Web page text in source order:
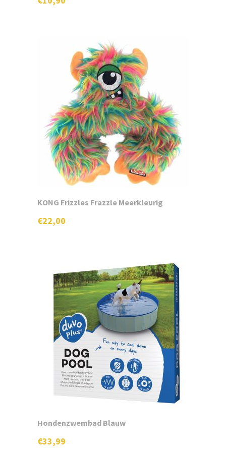
KONG Frizzles Frazzle Meerkleurig
€22,00
Hondenzwembad Blauw
€33,99